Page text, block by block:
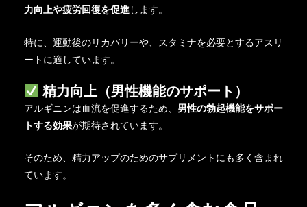
力向上や疲労回復を促進します。
特に、運動後のリカバリーや、スタミナを必要とするアスリ
ートに適しています。
精力向上（男性機能のサポート）
アルギニンは血流を促進するため、 男性の勃起機能をサポー
トする効果が期待されています。
そのため、精力アップのためのサプリメントにも多く含まれ
ています。